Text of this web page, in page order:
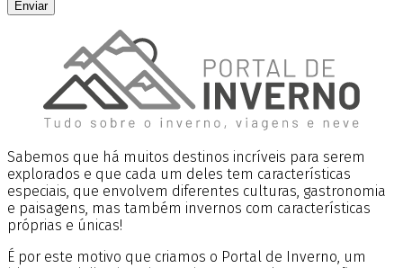
Enviar
Sabemos que há muitos destinos incríveis para serem
explorados e que cada um deles tem características
especiais, que envolvem diferentes culturas, gastronomia
e paisagens, mas também invernos com características
próprias e únicas!
É por este motivo que criamos o Portal de Inverno, um